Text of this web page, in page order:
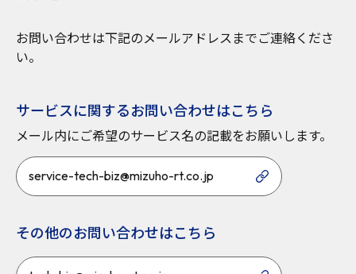
お問い合わせは下記のメールアドレスまでご連絡くださ
い。
サービスに関するお問い合わせはこちら
メール内にご希望のサービス名の記載をお願いします。
service-tech-biz@mizuho-rt.co.jp
その他のお問い合わせはこちら